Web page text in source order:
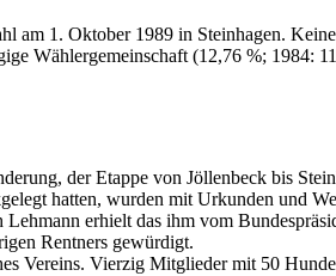
1. Oktober 1989 in Steinhagen.
Wählergemeinschaft (12,76 %; 1984:
der Etappe von Jöllenbeck bis
hatten, wurden mit Urkunden und
erhielt das ihm vom
Rentners gewürdigt.
Vereins. Vierzig Mitglieder mit 50